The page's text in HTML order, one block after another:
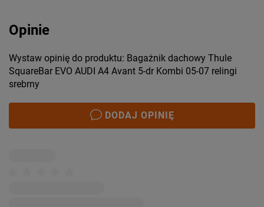
Opinie
Wystaw opinię do produktu: Bagażnik dachowy Thule
SquareBar EVO AUDI A4 Avant 5-dr Kombi 05-07 relingi
srebrny
DODAJ OPINIĘ